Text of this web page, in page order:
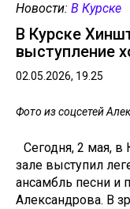
Новости: В Курске
В Курске
выступление
02.05.2026, 19.25
Фото из соцсетей
Сегодня, 2 мая,
зале выступил
ансамбль песни и
Александрова. В